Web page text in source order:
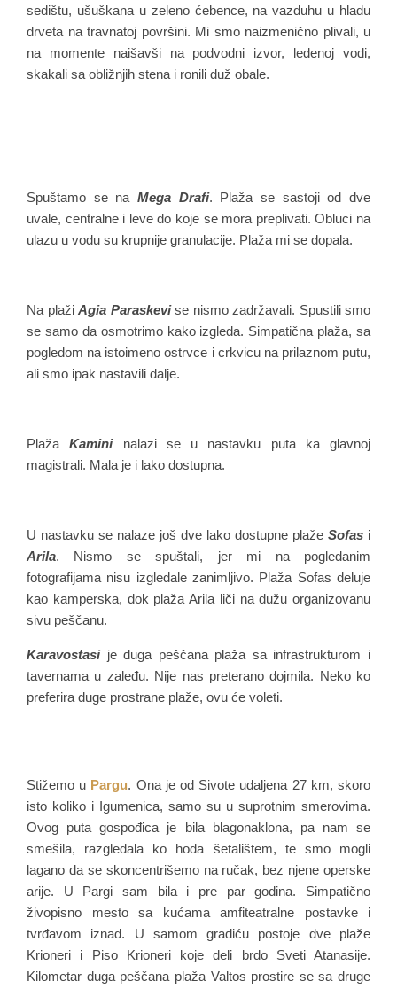
sedištu, ušuškana u zeleno ćebence, na vazduhu u hladu
drveta na travnatoj površini. Mi smo naizmenično plivali, u
na momente naišavši na podvodni izvor, ledenoj vodi,
skakali sa obližnjih stena i ronili duž obale.
Spuštamo se na Mega Drafi. Plaža se sastoji od dve
uvale, centralne i leve do koje se mora preplivati. Obluci na
ulazu u vodu su krupnije granulacije. Plaža mi se dopala.
Na plaži Agia Paraskevise nismo zadržavali. Spustili smo
se samo da osmotrimo kako izgleda. Simpatična plaža, sa
pogledom na istoimeno ostrvce i crkvicu na prilaznom putu,
ali smo ipak nastavili dalje.
PlažaKamini
nalazi se u nastavku puta ka glavnoj
magistrali. Mala je i lako dostupna.
U nastavku se nalaze još dve lako dostupne plaže Sofas i
Arila. Nismo se spuštali, jer mi na pogledanim
fotografijama nisu izgledale zanimljivo. Plaža Sofas deluje
kao kamperska, dok plaža Arila liči na dužu organizovanu
sivu peščanu.
Karavostasi je duga peščana plaža sa infrastrukturom i
tavernama u zaleđu. Nije nas preterano dojmila. Neko ko
preferira duge prostrane plaže, ovu će voleti.
Stižemo u Pargu. Ona je od Sivote udaljena 27 km, skoro
isto koliko i Igumenica, samo su u suprotnim smerovima.
Ovog puta gospođica je bila blagonaklona, pa nam se
smešila, razgledala ko hoda šetalištem, te smo mogli
lagano da se skoncentrišemo na ručak, bez njene operske
arije. U Pargi sam bila i pre par godina. Simpatično
živopisno mesto sa kućama amfiteatralne postavke i
tvrđavom iznad. U samom gradiću postoje dve plaže
Krioneri i Piso Krioneri koje deli brdo Sveti Atanasije.
Kilometar duga peščana plaža Valtos prostire se sa druge